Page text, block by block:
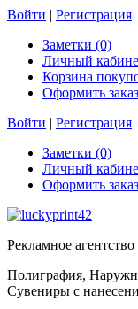
Войти | Регистрация
Заметки (0)
Личный
Корзина
Оформить заказ
Войти | Регистрация
Заметки (0)
Личный
Оформить заказ
Рекламное
Полиграфия,
Сувениры с